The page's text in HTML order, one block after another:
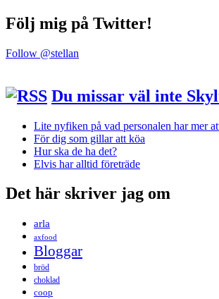
Följ mig på Twitter!
Follow @stellan
Du missar väl inte
Lite nyfiken på vad personalen har mer
För dig som gillar att köa
Hur ska de ha det?
Elvis har alltid företräde
Det här skriver jag om
arla
axfood
Bloggar
bröd
choklad
coop